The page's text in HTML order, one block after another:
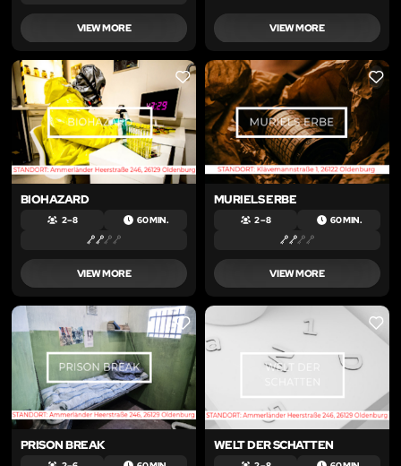
VIEW MORE VIEW MORE
LIKE
BIOHAZARD
2 – 8 60 MIN.
VIEW MORE
LIKE
MURIELS ERBE
2 – 8 60 MIN.
VIEW MORE
LIKE
PRISON BREAK
LIKE
WELT DER SCHATTEN